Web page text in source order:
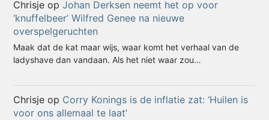
Chrisje opJohan Derksen neemt het op voor
‘knuffelbeer’ Wilfred Genee na nieuwe
overspelgeruchten
Maak dat de kat maar wijs, waar komt het verhaal van de
ladyshave dan vandaan. Als het niet waar zou…
Chrisje op Corry Konings is de inflatie zat: ‘Huilen is
voor ons allemaal te laat’